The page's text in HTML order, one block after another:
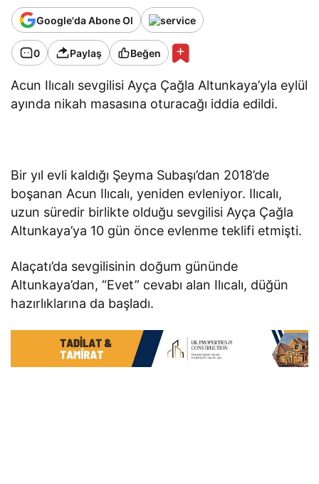
Google'da Abone Ol
0 Paylaş Beğen
Acun Ilıcalı sevgilisi Ayça Çağla Altunkaya’yla eylül
ayında nikah masasına oturacağı iddia edildi.
Bir yıl evli kaldığı Şeyma Subaşı’dan 2018’de
boşanan Acun Ilıcalı, yeniden evleniyor. Ilıcalı,
uzun süredir birlikte olduğu sevgilisi Ayça Çağla
Altunkaya’ya 10 gün önce evlenme teklifi etmişti.
Alaçatı’da sevgilisinin doğum gününde
Altunkaya’dan, “Evet” cevabı alan Ilıcalı, düğün
hazırlıklarına da başladı.